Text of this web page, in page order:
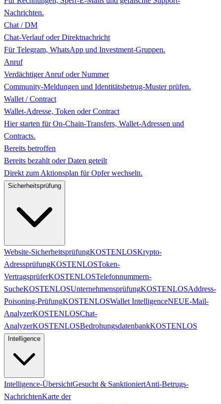
Nachrichten.
Chat / DM
Chat-Verlauf oder Direktnachricht
Für Telegram, WhatsApp und Investment-Gruppen.
Anruf
Verdächtiger Anruf oder Nummer
Community-Meldungen und Identitätsbetrug-Muster prüfen.
Wallet / Contract
Wallet-Adresse, Token oder Contract
Hier starten für On-Chain-Transfers, Wallet-Adressen und
Contracts.
Bereits betroffen
Bereits bezahlt oder Daten geteilt
Direkt zum Aktionsplan für Opfer wechseln.
Sicherheitsprüfung
Website-SicherheitsprüfungKOSTENLOSKrypto-
AdressprüfungKOSTENLOSToken-
VertragsprüferKOSTENLOSTelefonnummern-
SucheKOSTENLOSUnternehmensprüfungKOSTENLOSAddress-
Poisoning-PrüfungKOSTENLOSWallet IntelligenceNEUE-Mail-
AnalyzerKOSTENLOSChat-
AnalyzerKOSTENLOSBedrohungsdatenbankKOSTENLOS
Intelligence
Intelligence-ÜbersichtGesucht & SanktioniertAnti-Betrugs-
NachrichtenKarte der